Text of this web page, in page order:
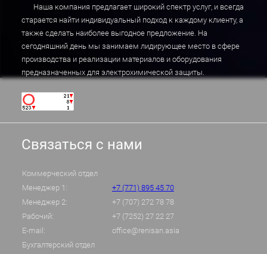
Наша компания предлагает широкий спектр услуг, и всегда
старается найти индивидуальный подход к каждому клиенту, а
также сделать наиболее выгодное предложение. На
сегодняшний день мы занимаем лидирующее место в сфере
производства и реализации материалов и оборудования
предназначенных для электрохимической защиты.
Связаться с нами
Коммерческий отдел
Менеджер 1:
+7 (771) 895 45 70
Менеджер 2:
+7 (707) 272 78 78
Рабочий:
+7 (7252) 27 22 27
E-mail:
office@renisan.asia
Бухгалтерский отдел